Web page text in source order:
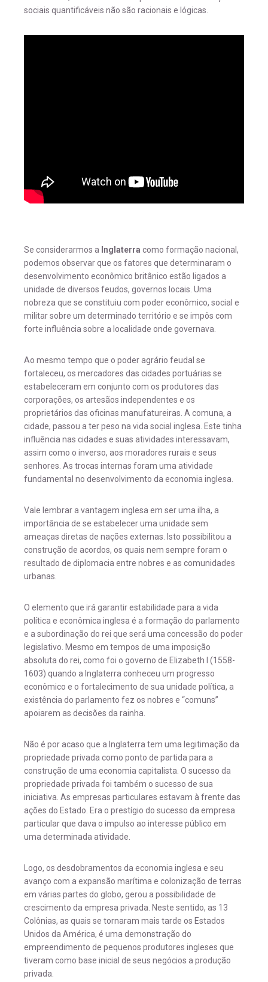
sociais quantificáveis não são racionais e lógicas.
Se considerarmos a Inglaterra como formação nacional,
podemos observar que os fatores que determinaram o
desenvolvimento econômico britânico estão ligados a
unidade de diversos feudos, governos locais. Uma
nobreza que se constituiu com poder econômico, social e
militar sobre um determinado território e se impôs com
forte influência sobre a localidade onde governava.
Ao mesmo tempo que o poder agrário feudal se
fortaleceu, os mercadores das cidades portuárias se
estabeleceram em conjunto com os produtores das
corporações, os artesãos independentes e os
proprietários das oficinas manufatureiras. A comuna, a
cidade, passou a ter peso na vida social inglesa. Este tinha
influência nas cidades e suas atividades interessavam,
assim como o inverso, aos moradores rurais e seus
senhores. As trocas internas foram uma atividade
fundamental no desenvolvimento da economia inglesa.
Vale lembrar a vantagem inglesa em ser uma ilha, a
importância de se estabelecer uma unidade sem
ameaças diretas de nações externas. Isto possibilitou a
construção de acordos, os quais nem sempre foram o
resultado de diplomacia entre nobres e as comunidades
urbanas.
O elemento que irá garantir estabilidade para a vida
política e econômica inglesa é a formação do parlamento
e a subordinação do rei que será uma concessão do poder
legislativo. Mesmo em tempos de uma imposição
absoluta do rei, como foi o governo de Elizabeth I (1558-
1603) quando a Inglaterra conheceu um progresso
econômico e o fortalecimento de sua unidade política, a
existência do parlamento fez os nobres e “comuns”
apoiarem as decisões da rainha.
Não é por acaso que a Inglaterra tem uma legitimação da
propriedade privada como ponto de partida para a
construção de uma economia capitalista. O sucesso da
propriedade privada foi também o sucesso de sua
iniciativa. As empresas particulares estavam à frente das
ações do Estado. Era o prestígio do sucesso da empresa
particular que dava o impulso ao interesse público em
uma determinada atividade.
Logo, os desdobramentos da economia inglesa e seu
avanço com a expansão marítima e colonização de terras
em várias partes do globo, gerou a possibilidade de
crescimento da empresa privada. Neste sentido, as 13
Colônias, as quais se tornaram mais tarde os Estados
Unidos da América, é uma demonstração do
empreendimento de pequenos produtores ingleses que
tiveram como base inicial de seus negócios a produção
privada.